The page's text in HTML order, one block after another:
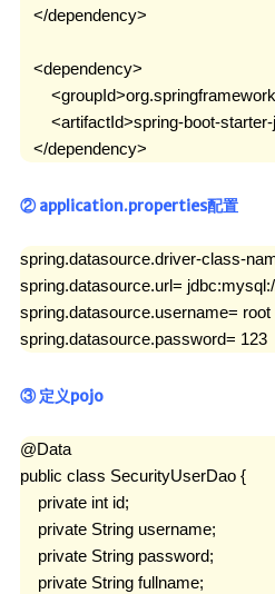
   </dependency>
   <dependency>
<artifactId>spring-boot-
   </dependency>
② application.properties配置
spring.datasource.driver-class-
spring.datasource.url=
spring.datasource.username= root
spring.datasource.password= 123
③ 定义pojo
@Data
public class SecurityUserDao {
    private int id;
    private String username;
    private String password;
    private String fullname;